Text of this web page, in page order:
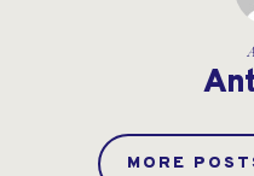
MORE